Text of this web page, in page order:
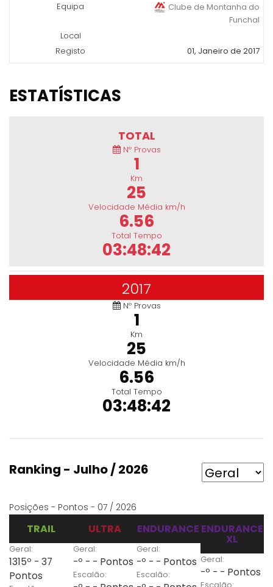
Equipa
Clube de Montanha do
Funchal
Local
Registo
01, Janeiro de 2017
ESTATÍSTICAS
TOTAL
Nº Provas
1
Km
25
Velocidade Média km/h
6.56
Total Tempo
03:48:42
2017
Nº Provas
1
Km
25
Velocidade Média km/h
6.56
Total Tempo
03:48:42
Ranking - Julho / 2026
Posições - Pontos - 07 / 2026
TRAIL
Geral:
1315º - 37
Pontos
ULTRA
Geral:
-º - - Pontos
Escalão:
ENDURANCE
Geral:
-º - - Pontos
Escalão:
ENDURANCE
XL
Geral:
-º - - Pontos